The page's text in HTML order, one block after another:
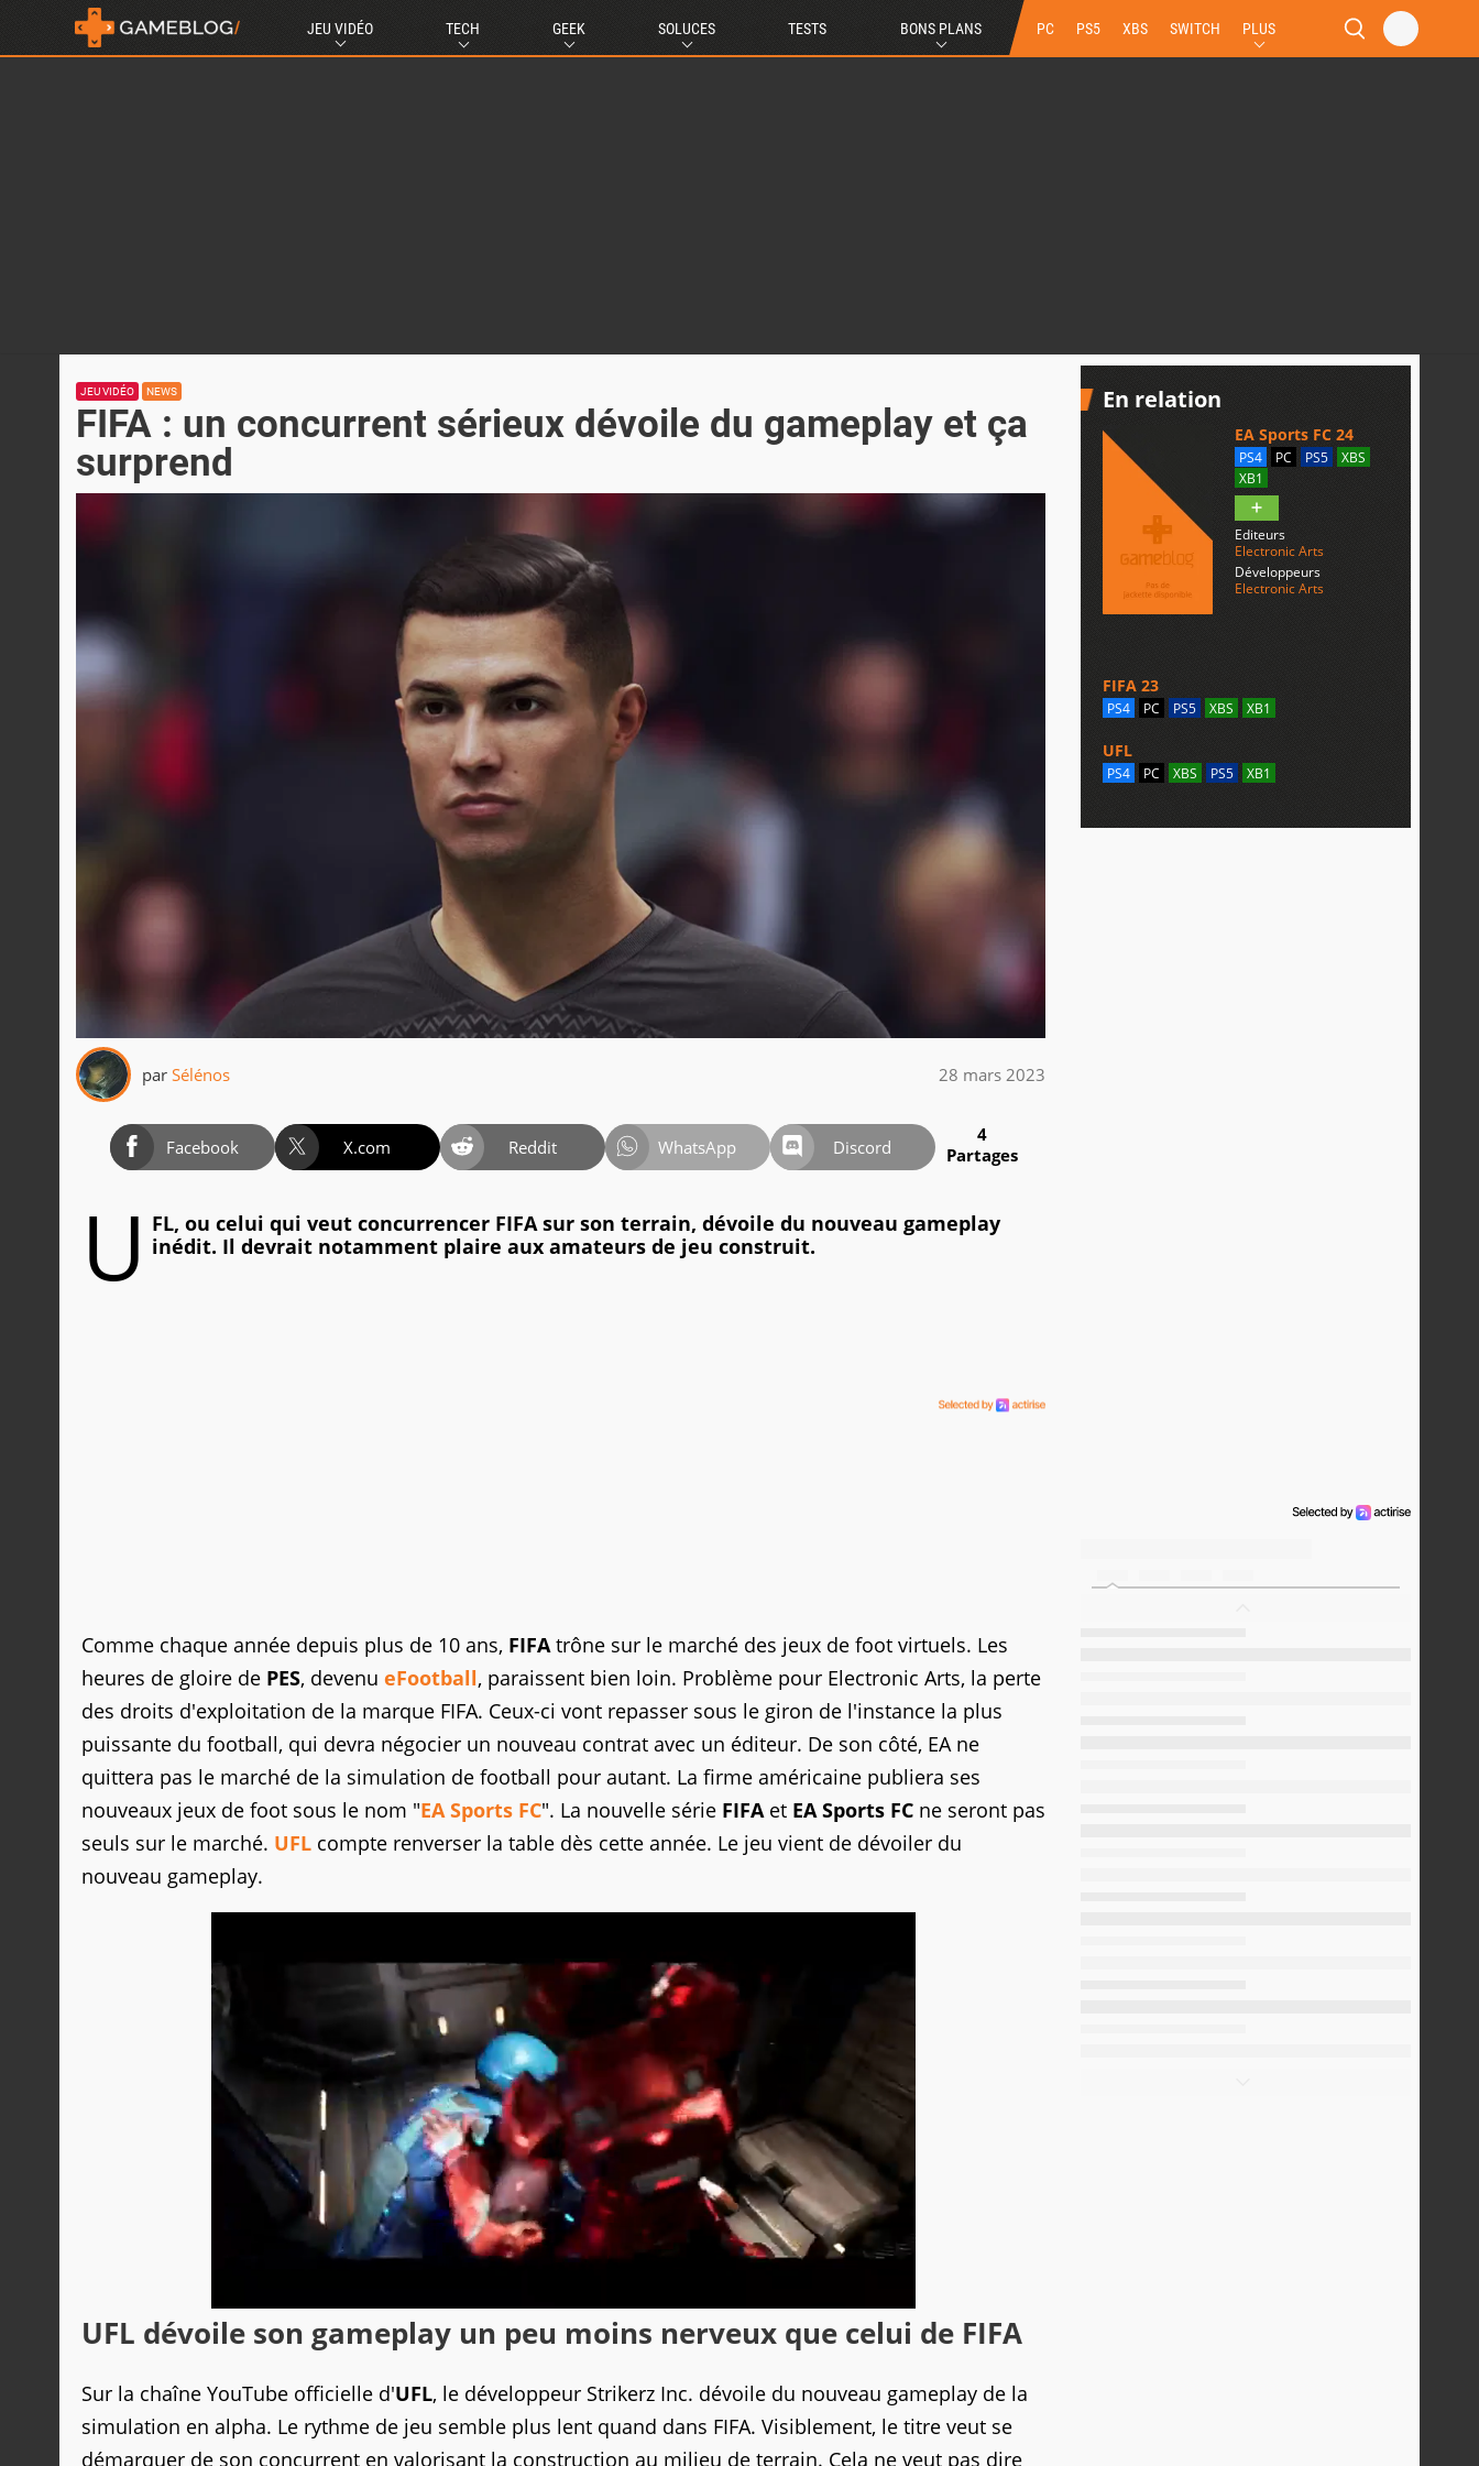
JEU VIDÉO TECH GEEK SOLUCES TESTS BONS PLANS PC PS5 XBS SWITCH PLUS
JEU VIDÉO NEWS
FIFA : un concurrent sérieux dévoile du gameplay et ça
surprend
par Sélénos 28 mars 2023
Facebook X.com Reddit WhatsApp Discord
4
Partages
U FL, ou celui qui veut concurrencer FIFA sur son terrain, dévoile du nouveau gameplay
inédit. Il devrait notamment plaire aux amateurs de jeu construit.
Comme chaque année depuis plus de 10 ans, FIFAtrône sur le marché des jeux de foot virtuels. Les
heures de gloire de PES, devenu eFootball, paraissent bien loin. Problème pour Electronic Arts, la perte
des droits d'exploitation de la marque FIFA. Ceux-ci vont repasser sous le giron de l'instance la plus
puissante du football, qui devra négocier un nouveau contrat avec un éditeur. De son côté, EA ne
quittera pas le marché de la simulation de football pour autant. La firme américaine publiera ses
nouveaux jeux de foot sous le nom "EA Sports FC". La nouvelle série FIFAet EA Sports FC ne seront pas
seuls sur le marché. UFL compte renverser la table dès cette année. Le jeu vient de dévoiler du
nouveau gameplay.
UFL dévoile son gameplay un peu moins nerveux que celui de FIFA
Sur la chaîne YouTube officielle d'UFL, le développeur Strikerz Inc. dévoile du nouveau gameplay de la
simulation en alpha. Le rythme de jeu semble plus lent quand dans FIFA. Visiblement, le titre veut se
démarquer de son concurrent en valorisant la construction au milieu de terrain. Cela ne veut pas dire
En relation
EA Sports FC 24
PS4 PC PS5
XBS
XB1
Editeurs
Electronic Arts
Développeurs
Electronic Arts
FIFA 23
PS4 PC PS5 XBS XB1
UFL
PS4 PC XBS PS5 XB1